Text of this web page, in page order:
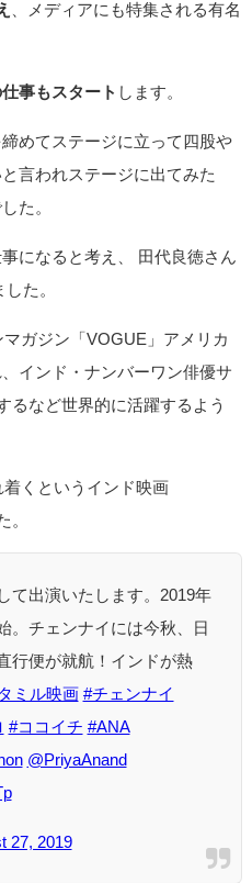
、メディアにも特集される有名
事もスタート します。
めてステージに立って四股や
言われステージに出てみた
た。
になると考え、 田代良徳さん
た。
ガジン「VOGUE」アメリカ
インド・ナンバーワン俳優サ
るなど世界的に活躍するよう
くというインド映画
。
て出演いたします。2019年
。チェンナイには今秋、日
行便が就航！インドが熱
ミル映画 #チェンナイ
#ココイチ #ANA
@PriyaAnand
27, 2019